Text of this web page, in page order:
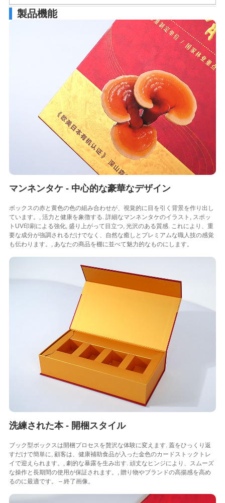
製品機能
マンネンタケ - 中心的な豪華なデザイン
ボックスの赤と黄色の色の組み合わせが、視覚的に目を引く背景を作り出し
ています。, 活力と健康を象徴する. 詳細なマンネンタケのイラスト, スポッ
トUV印刷による強化, 盛り上がって目立つ, 光沢のある質感. これにより、重
要な成分が強調されるだけでなく、自然な癒しとプレミアムな職人技の感覚
も伝わります。, あなたの商品を棚に並べて魅力的なものにします。
洗練された本 - 開梱スタイル
ブック型ボックスは開梱プロセスを贅沢な体験に変えます. 蓋をひっくり返
すだけで簡単に, 顧客は、健康補助食品が入った金色のカードストックトレ
イで迎えられます。, 劇的な暴露を生み出す. 頑丈なヒンジにより、スムーズ
な操作と長期間の使用が保証されます。, 贈り物やブランドの高揚感を高め
るのに最適です。 – 終了画像。